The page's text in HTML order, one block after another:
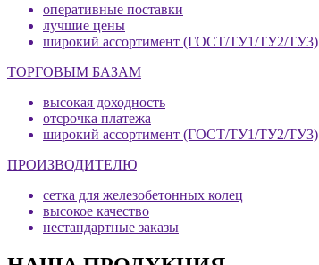
оперативные поставки
лучшие цены
широкий ассортимент (ГОСТ/ТУ1/ТУ2/ТУ3)
ТОРГОВЫМ БАЗАМ
высокая доходность
отсрочка платежа
широкий ассортимент (ГОСТ/ТУ1/ТУ2/ТУ3)
ПРОИЗВОДИТЕЛЮ
сетка для железобетонных колец
высокое качество
нестандартные заказы